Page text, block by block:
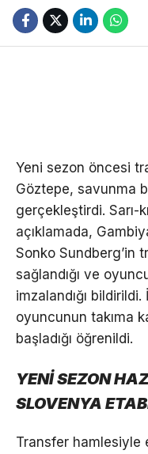
Yeni sezon öncesi
Göztepe, savunma
gerçekleştirdi. Sarı-
açıklamada,
Sonko Sundberg’in
sağlandığı ve
imzalandığı bildirildi.
oyuncunun takıma
başladığı öğrenildi.
YENİ SEZON
SLOVENYA
Transfer hamlesiyle